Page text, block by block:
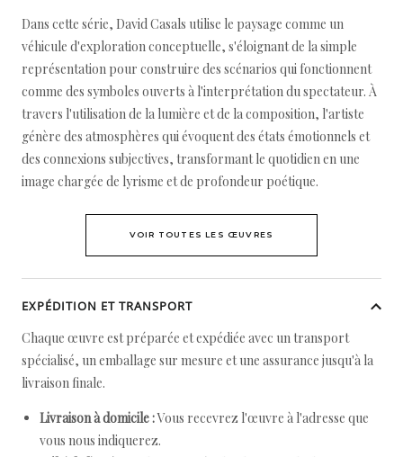
Dans cette série, David Casals utilise le paysage comme un
véhicule d'exploration conceptuelle, s'éloignant de la simple
représentation pour construire des scénarios qui fonctionnent
comme des symboles ouverts à l'interprétation du spectateur. À
travers l'utilisation de la lumière et de la composition, l'artiste
génère des atmosphères qui évoquent des états émotionnels et
des connexions subjectives, transformant le quotidien en une
image chargée de lyrisme et de profondeur poétique.
VOIR TOUTES LES ŒUVRES
EXPÉDITION ET TRANSPORT
Chaque œuvre est préparée et expédiée avec un transport
spécialisé, un emballage sur mesure et une assurance jusqu'à la
livraison finale.
Livraison à domicile :Vous recevrez l'œuvre à l'adresse que
vous nous indiquerez.